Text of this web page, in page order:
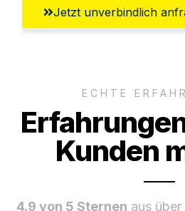
Jetzt unverbindlich
ECHTE
Kunden
4.9 von 5 Sternen aus